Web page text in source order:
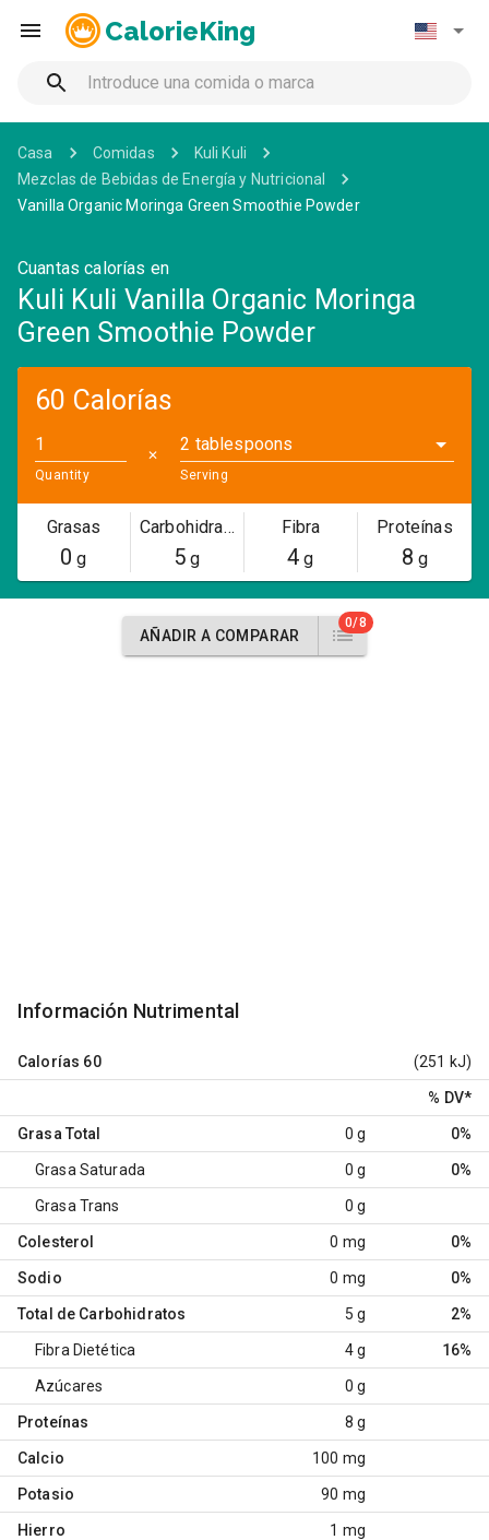
CalorieKing
Casa Comidas
Kuli Kuli
Mezclas de Bebidas de Energía y Nutricional
Vanilla Organic Moringa Green Smoothie Powder
Cuantas calorías en
Kuli Kuli Vanilla Organic Moringa
Green Smoothie Powder
60 Calorías
Quantity
✕
2 tablespoons
Serving
Grasas
0 g
Carbohidratos
5 g
Fibra
4 g
Proteínas
8 g
AÑADIR A COMPARAR
0/8
Información Nutrimental
Calorías 60 (251 kJ)
% DV*
Grasa Total 0 g 0%
Grasa Saturada 0 g 0%
Grasa Trans 0 g
Colesterol 0 mg 0%
Sodio 0 mg 0%
Total de Carbohidratos 5 g 2%
Fibra Dietética 4 g 16%
Azúcares 0 g
Proteínas 8 g
Calcio 100 mg
Potasio 90 mg
Hierro 1 mg